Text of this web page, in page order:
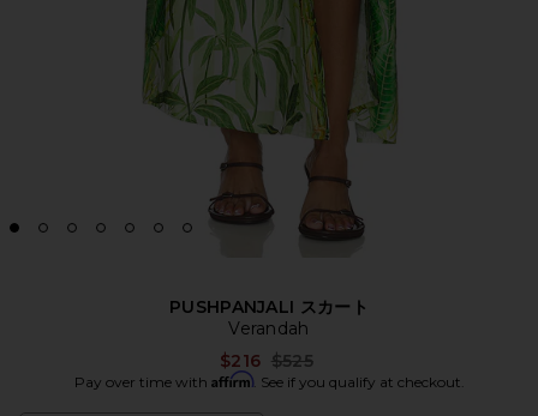
PUSHPANJALI スカート
Verandah
$216 Previous price:
$525
Pay over time with Affirm. See if you qualify at checkout.